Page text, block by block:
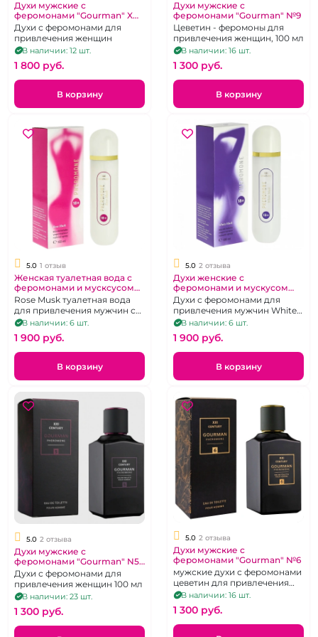
Духи мужские с
феромонами "Gourman" X
100 мл
Духи с феромонами для
привлечения женщин
В наличии: 12 шт.
1 800 pуб.
В корзину
Духи мужские с
феромонами "Gourman" №9
Цеветин - феромоны для
привлечения женщин, 100 мл
В наличии: 16 шт.
1 300 pуб.
В корзину
5.0 1 отзыв
Женская туалетная вода с
феромонами и мусксусом
"XXI Century" Розовый
мускус 100 мл
Rose Musk туалетная вода
для привлечения мужчин с
цеветином 100 мл.
В наличии: 6 шт.
1 900 pуб.
В корзину
5.0 2 отзыва
Духи женские с
феромонами и мускусом
"XXI Century" Белый Мускус
100 мл
Духи с феромонами для
привлечения мужчин White
Musk
В наличии: 6 шт.
1 900 pуб.
В корзину
5.0 2 отзыва
Духи мужские с
феромонами "Gourman" N5
100 мл
Духи с феромонами для
привлечения женщин 100 мл
В наличии: 23 шт.
1 300 pуб.
5.0 2 отзыва
Духи мужские с
феромонами "Gourman" №6
мужские духи с феромонами
цеветин для привлечения
женщин, 100 мл
В наличии: 16 шт.
1 300 pуб.